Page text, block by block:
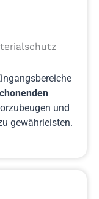
und
gewährleisten.